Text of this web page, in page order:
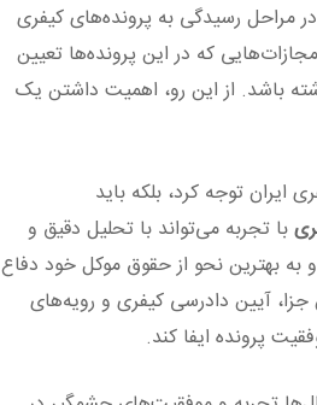
مراحل رسیدگی به پرونده‌های کیفری
که در این پرونده‌ها تعیین
باشد. از این رو، اهمیت داشتن یک
ایران توجه کرد، بلکه باید
با تجربه می‌تواند با تحلیل دقیق و
بهترین نحو از حقوق موکل خود دفاع
جزا، آیین دادرسی کیفری و رویه‌های
پرونده ایفا کند.